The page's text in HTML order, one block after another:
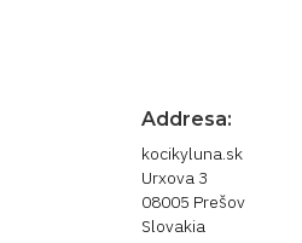
Addresa:
kocikyluna.sk
Urxova 3
08005 Prešov
Slovakia